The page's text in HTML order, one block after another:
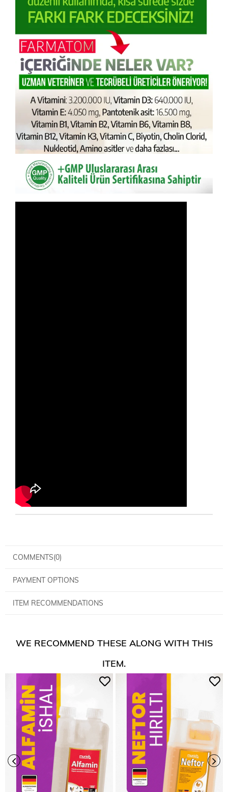
COMMENTS(0)
PAYMENT OPTIONS
ITEM RECOMMENDATIONS
WE RECOMMEND THESE ALONG WITH THIS
ITEM.